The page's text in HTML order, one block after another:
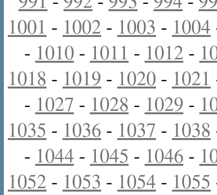
1001 - 1002 - 1003 - 1004
- 1010 - 1011 - 1012 -
1018 - 1019 - 1020 - 1021
- 1027 - 1028 - 1029 -
1035 - 1036 - 1037 - 1038
- 1044 - 1045 - 1046 -
1052 - 1053 - 1054 - 1055